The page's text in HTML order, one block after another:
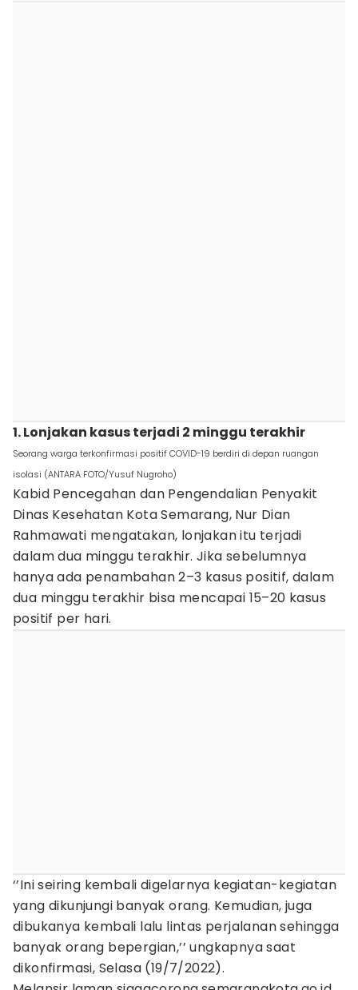
1. Lonjakan kasus terjadi 2 minggu terakhir
Seorang warga terkonfirmasi positif COVID-19 berdiri di depan ruangan
isolasi (ANTARA FOTO/Yusuf Nugroho)
Kabid Pencegahan dan Pengendalian Penyakit
Dinas Kesehatan Kota Semarang, Nur Dian
Rahmawati mengatakan, lonjakan itu terjadi
dalam dua minggu terakhir. Jika sebelumnya
hanya ada penambahan 2–3 kasus positif, dalam
dua minggu terakhir bisa mencapai 15–20 kasus
positif per hari.
‘’Ini seiring kembali digelarnya kegiatan-kegiatan
yang dikunjungi banyak orang. Kemudian, juga
dibukanya kembali lalu lintas perjalanan sehingga
banyak orang bepergian,’’ ungkapnya saat
dikonfirmasi, Selasa (19/7/2022).